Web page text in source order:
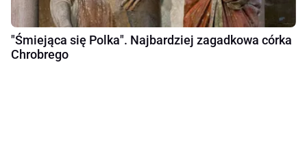
"Śmiejąca się Polka". Najbardziej zagadkowa córka
Chrobrego